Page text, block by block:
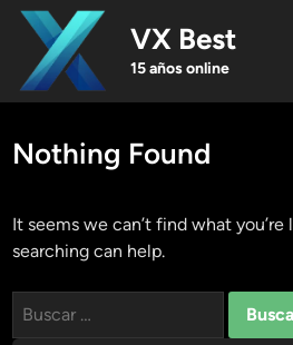
Skip
content
VX Best
15 años online
Nothing Found
It seems we can’t find what you’re
searching can help.
Buscar: